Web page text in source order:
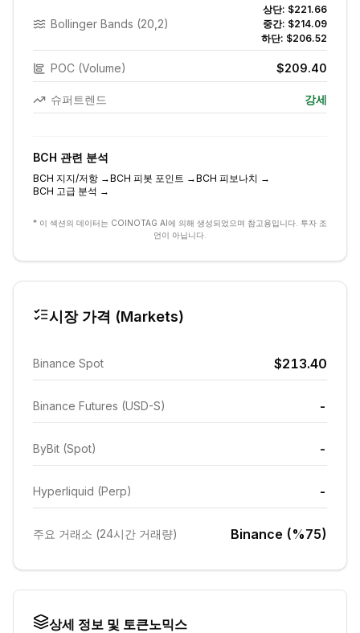
Bollinger Bands (20,2)
상단: $221.66
중간: $214.09
하단: $206.52
POC (Volume) $209.40
슈퍼트렌드 강세
BCH 관련 분석
BCH 지지/저항 →BCH 피봇 포인트 →BCH 피보나치 →
BCH 고급 분석 →
* 이 섹션의 데이터는 COINOTAG AI에 의해 생성되었으며 참고용입니다. 투자 조
언이 아닙니다.
시장 가격 (Markets)
Binance Spot $213.40
Binance Futures (USD-S) -
ByBit (Spot) -
Hyperliquid (Perp) -
주요 거래소 (24시간 거래량) Binance (%75)
상세 정보 및 토큰노믹스